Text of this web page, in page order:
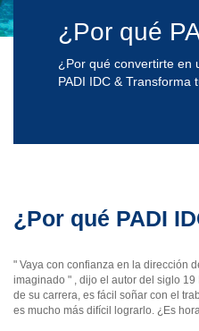
¿Por qué
¿Por qué convertirte en
PADI IDC & Transforma
¿Por qué PADI
" Vaya con confianza en la dirección
imaginado " , dijo el autor del siglo
de su carrera, es fácil soñar con el
es mucho más difícil lograrlo. ¿Es